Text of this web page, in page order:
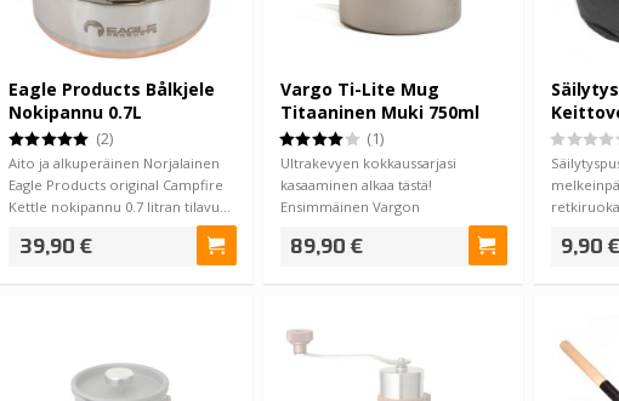
Eagle Products Bålkjele
Nokipannu 0.7L
(2)
Aito ja alkuperäinen Norjalainen
Eagle Products original Campfire
Kettle nokipannu 0.7 litran tilavu…
39,90 €
Vargo Ti-Lite Mug
Titaaninen Muki 750ml
(1)
Ultrakevyen kokkaussarjasi
kasaaminen alkaa tästä!
Ensimmäinen Vargon
kokkaussarjan osa, 750ml Vargo…
89,90 € 9,90 €